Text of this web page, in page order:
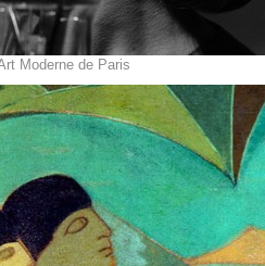
Moderne de Paris